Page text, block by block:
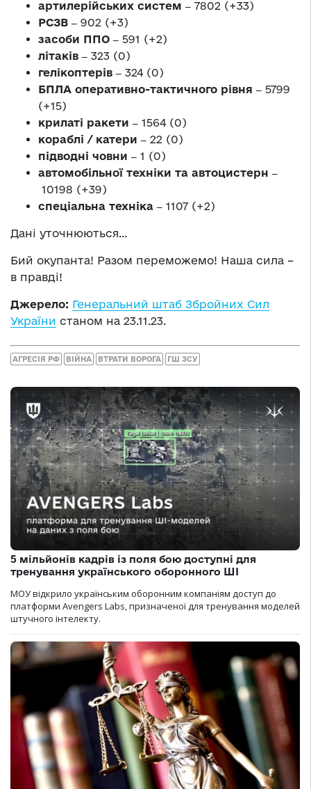
артилерійських систем ‒ 7802 (+33)
РСЗВ ‒ 902 (+3)
засоби ППО ‒ 591 (+2)
літаків ‒ 323 (0)
гелікоптерів ‒ 324 (0)
БПЛА оперативно-тактичного рівня ‒ 5799
(+15)
крилаті ракети ‒ 1564 (0)
кораблі / катери ‒ 22 (0)
підводні човни ‒ 1 (0)
автомобільної техніки та автоцистерн ‒
10198 (+39)
спеціальна техніка ‒ 1107 (+2)
Дані уточнюються…
Бий окупанта! Разом переможемо! Наша сила –
в правді!
Джерело: Генеральний штаб Збройних Сил
України станом на 23.11.23.
АГРЕСІЯ РФ ВІЙНА ВТРАТИ ВОРОГА ГШ ЗСУ
5 мільйонів кадрів із поля бою доступні для
тренування українського оборонного ШІ
МОУ відкрило українським оборонним компаніям доступ до
платформи Avengers Labs, призначеної для тренування моделей
штучного інтелекту.